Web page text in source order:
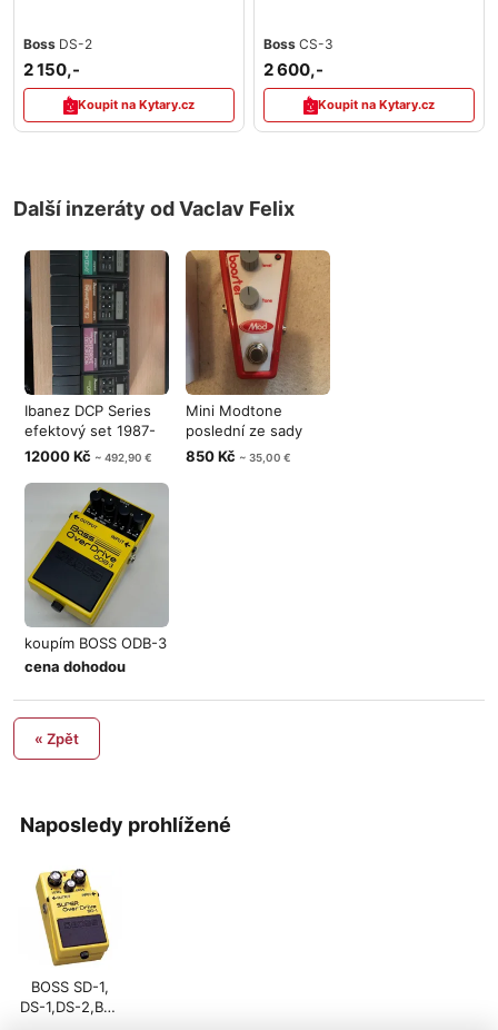
Naposledy prohlížené
BOSS SD-1,
DS-1,DS-2,BD-
Boss DS-2
2 150,-
Koupit na Kytary.cz
Boss CS-3
2 600,-
Koupit na Kytary.cz
Další inzeráty od Vaclav Felix
Ibanez DCP Series
efektový set 1987-
1988
12000 Kč ~ 492,90 €
Mini Modtone
poslední ze sady
efektů
850 Kč ~ 35,00 €
koupím BOSS ODB-3
cena dohodou
« Zpět